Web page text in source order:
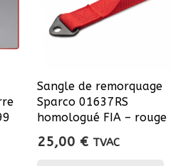
Sangle de remorquage
Sparco 01637RS
homologué FIA – rouge
25,00 € TVAC